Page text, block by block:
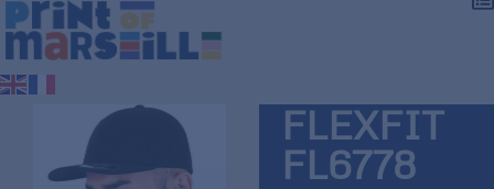
FLEXFIT
FL6778